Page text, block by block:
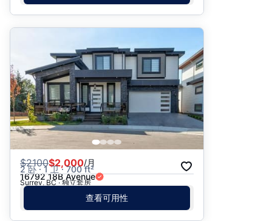
$2100$2,000/月
2 卧 · 1 卫 · 700 ft²
16792 18B Avenue
Surrey, BC · 独立套房
查看可用性